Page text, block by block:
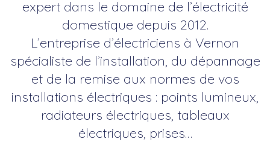
expert dans le domaine de l’électricité
domestique depuis 2012.
L’entreprise d’électriciens à Vernon
spécialiste de l’installation, du dépannage
et de la remise aux normes de vos
installations électriques : points lumineux,
radiateurs électriques, tableaux
électriques, prises…